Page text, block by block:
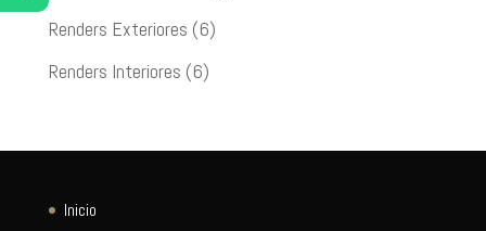
Renders Exteriores (6)
Renders Interiores (6)
Inicio